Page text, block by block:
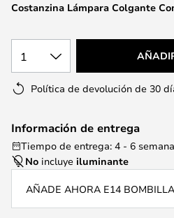
imágenes
Costanzina Lámpara Colgante
1
Política de devolución de 30
Información de entrega
Tiempo de entrega: 4 - 6
No incluye iluminante
AÑADE AHORA E14